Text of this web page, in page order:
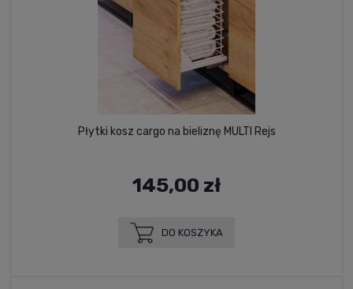
Płytki kosz cargo na bieliznę MULTI Rejs
145,00 zł
DO KOSZYKA